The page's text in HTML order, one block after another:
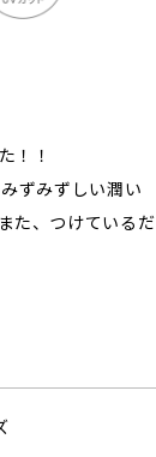
！！
ずみずしい潤い
た、つけているだ